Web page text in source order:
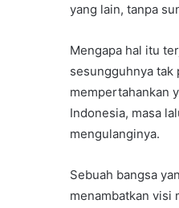
yang lain, tanpa
Mengapa hal itu
sesungguhnya tak
mempertahankan
Indonesia, masa
mengulanginya.
Sebuah bangsa
menambatkan visi